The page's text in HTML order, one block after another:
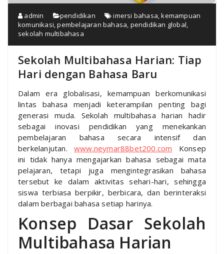
admin pendidikan imersi bahasa,kemampuan
komunikasi,pembelajaran bahasa, pendidikan global,
sekolah multibahasa
Sekolah Multibahasa Harian: Tiap
Hari dengan Bahasa Baru
Dalam era globalisasi, kemampuan berkomunikasi
lintas bahasa menjadi keterampilan penting bagi
generasi muda. Sekolah multibahasa harian hadir
sebagai inovasi pendidikan yang menekankan
pembelajaran bahasa secara intensif dan
berkelanjutan.www.neymar88bet200.com Konsep
ini tidak hanya mengajarkan bahasa sebagai mata
pelajaran, tetapi juga mengintegrasikan bahasa
tersebut ke dalam aktivitas sehari-hari, sehingga
siswa terbiasa berpikir, berbicara, dan berinteraksi
dalam berbagai bahasa setiap harinya.
Konsep Dasar Sekolah
Multibahasa Harian